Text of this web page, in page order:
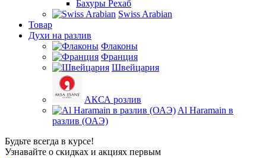
Бахуры Рехаб
Swiss Arabian
Товар
Духи на разлив
Флаконы
Франция
Швейцария
АКСА розлив
Al Haramain в
разлив (ОАЭ)
Будьте всегда в курсе!
Узнавайте о скидках и акциях первым